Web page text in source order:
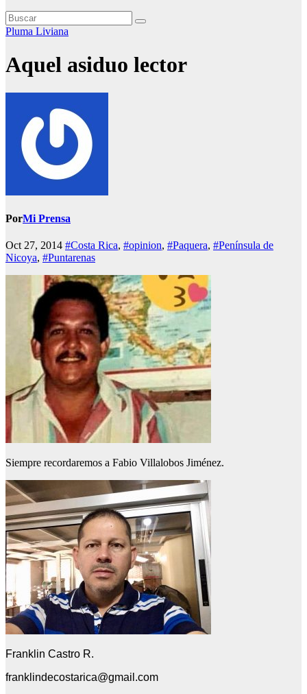
Pluma Liviana
Aquel asiduo lector
PorMi Prensa
Oct 27, 2014 #Costa Rica, #opinion, #Paquera, #Península de
Nicoya, #Puntarenas
Siempre recordaremos a Fabio Villalobos Jiménez.
Franklin Castro R.
franklindecostarica@gmail.com